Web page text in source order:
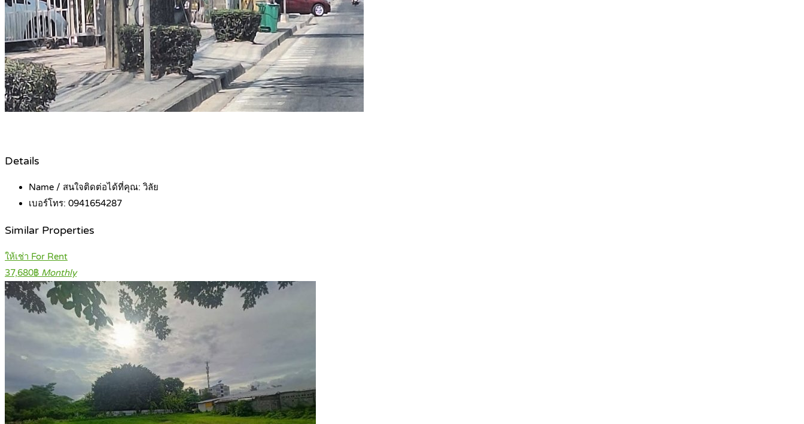
Details
Name / สนใจติดต่อได้ที่คุณ: วิลัย
เบอร์โทร: 0941654287
Similar Properties
ให้เช่า For Rent
37,680฿ Monthly